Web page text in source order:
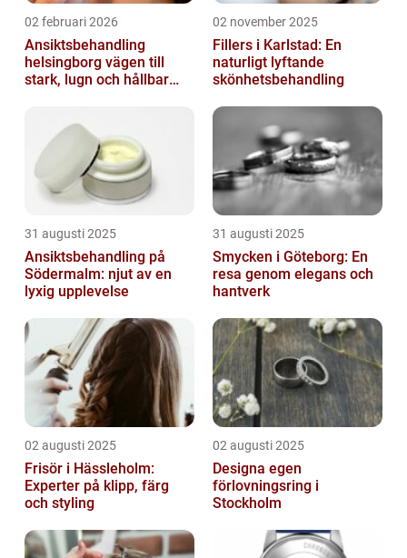
02 februari 2026
Ansiktsbehandling
helsingborg vägen till
stark, lugn och hållbar
02 november 2025
Fillers i Karlstad: En
naturligt lyftande
skönhetsbehandling
31 augusti 2025
Ansiktsbehandling på
Södermalm: njut av en
lyxig upplevelse
31 augusti 2025
Smycken i Göteborg: En
resa genom elegans och
hantverk
02 augusti 2025
Frisör i Hässleholm:
Experter på klipp, färg
och styling
02 augusti 2025
Designa egen
förlovningsring i
Stockholm